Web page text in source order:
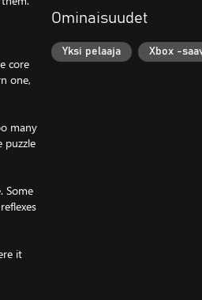
core
one,
many
puzzle
Some
it
Ominaisuudet
Yksi pelaaja Xbox -